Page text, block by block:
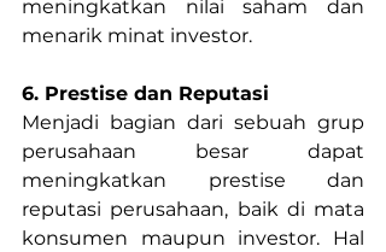
meningkatkan nilai saham dan
menarik minat investor.
6. Prestise dan Reputasi
Menjadi bagian dari sebuah grup
perusahaan besar dapat
meningkatkan prestise dan
reputasi perusahaan, baik di mata
konsumen maupun investor. Hal